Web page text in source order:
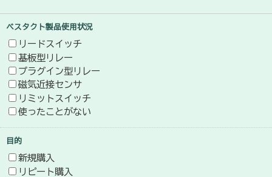
ベスタクト製品使用状況
リードスイッチ
基板型リレー
プラグイン型リレー
磁気近接センサ
リミットスイッチ
使ったことがない
目的
新規購入
リピート購入